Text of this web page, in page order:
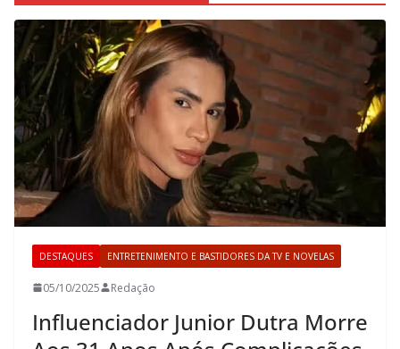
DESTAQUES ENTRETENIMENTO E BASTIDORES DA TV E NOVELAS
05/10/2025 Redação
Influenciador Junior Dutra Morre